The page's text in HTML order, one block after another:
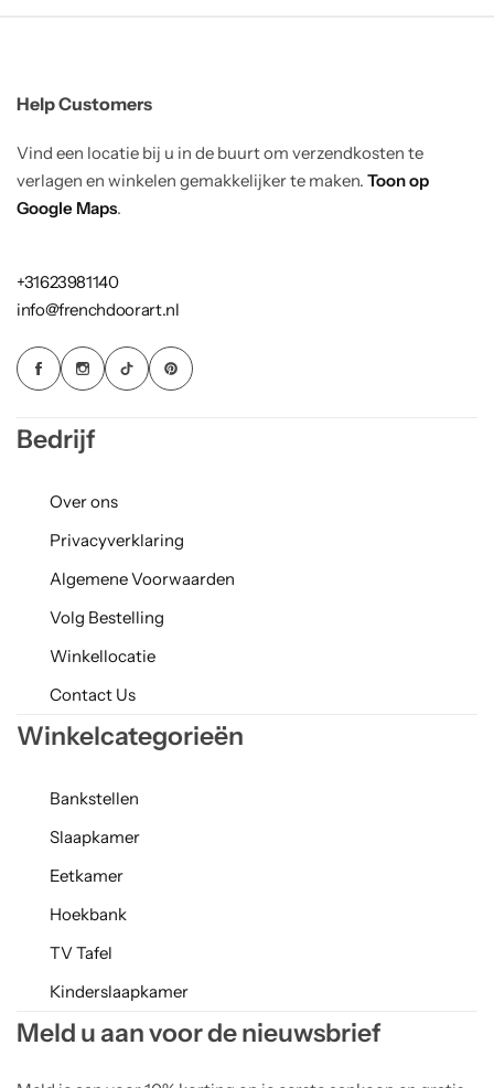
Help Customers
Vind een locatie bij u in de buurt om verzendkosten te
verlagen en winkelen gemakkelijker te maken. Toon op
Google Maps.
+31623981140
info@frenchdoorart.nl
Bedrijf
Over ons
Privacyverklaring
Algemene Voorwaarden
Volg Bestelling
Winkellocatie
Contact Us
Winkelcategorieën
Bankstellen
Slaapkamer
Eetkamer
Hoekbank
TV Tafel
Kinderslaapkamer
Meld u aan voor de nieuwsbrief